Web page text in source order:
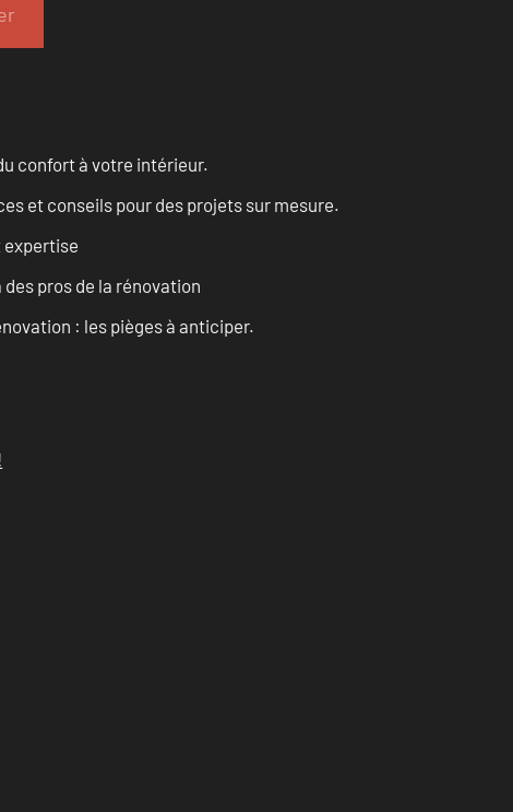
confort à votre intérieur.
et conseils pour des projets sur mesure.
expertise
pros de la rénovation
: les pièges à anticiper.